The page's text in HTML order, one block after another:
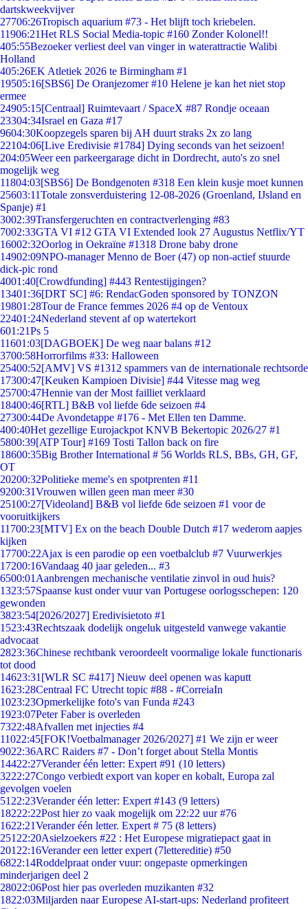
dartskweekvijver
27706:26Tropisch aquarium #73 - Het blijft toch kriebelen.
11906:21Het RLS Social Media-topic #160 Zonder Kolonel!!
405:55Bezoeker verliest deel van vinger in waterattractie Walibi
Holland
405:26EK Atletiek 2026 te Birmingham #1
19505:16[SBS6] De Oranjezomer #10 Helene je kan het niet stop
ermee
24905:15[Centraal] Ruimtevaart / SpaceX #87 Rondje oceaan
23304:34Israel en Gaza #17
9604:30Koopzegels sparen bij AH duurt straks 2x zo lang
22104:06[Live Eredivisie #1784] Dying seconds van het seizoen!
204:05Weer een parkeergarage dicht in Dordrecht, auto's zo snel
mogelijk weg
11804:03[SBS6] De Bondgenoten #318 Een klein kusje moet kunnen
25603:11Totale zonsverduistering 12-08-2026 (Groenland, IJsland en
Spanje) #1
3002:39Transfergeruchten en contractverlenging #83
7002:33GTA VI #12 GTA VI Extended look 27 Augustus Netflix/YT
16002:32Oorlog in Oekraïne #1318 Drone baby drone
14902:09NPO-manager Menno de Boer (47) op non-actief stuurde
dick-pic rond
4001:40[Crowdfunding] #443 Rentestijgingen?
13401:36[DRT SC] #6: RendacGoden sponsored by TONZON
19801:28Tour de France femmes 2026 #4 op de Ventoux
22401:24Nederland stevent af op watertekort
601:21Ps 5
11601:03[DAGBOEK] De weg naar balans #12
3700:58Horrorfilms #33: Halloween
25400:52[AMV] VS #1312 spammers van de internationale rechtsorde
17300:47[Keuken Kampioen Divisie] #44 Vitesse mag weg
25700:47Hennie van der Most failliet verklaard
18400:46[RTL] B&B vol liefde 6de seizoen #4
27300:44De Avondetappe #176 - Met Ellen ten Damme.
400:40Het gezellige Eurojackpot KNVB Bekertopic 2026/27 #1
5800:39[ATP Tour] #169 Tosti Tallon back on fire
18600:35Big Brother International # 56 Worlds RLS, BBs, GH, GF,
OT
20200:32Politieke meme's en spotprenten #11
9200:31Vrouwen willen geen man meer #30
25100:27[Videoland] B&B vol liefde 6de seizoen #1 voor de
vooruitkijkers
11700:23[MTV] Ex on the beach Double Dutch #17 wederom aapjes
kijken
17700:22Ajax is een parodie op een voetbalclub #7 Vuurwerkjes
17200:16Vandaag 40 jaar geleden... #3
6500:01 Aanbrengen mechanische ventilatie zinvol in oud huis?
1323:57Spaanse kust onder vuur van Portugese oorlogsschepen: 120
gewonden
3823:54[2026/2027] Eredivisietoto #1
1523:43Rechtszaak dodelijk ongeluk uitgesteld vanwege vakantie
advocaat
2823:36Chinese rechtbank veroordeelt voormalige lokale functionaris
tot dood
14623:31 [WLR SC #417] Nieuw deel openen was kaputt
1623:28Centraal FC Utrecht topic #88 - #CorreiaIn
1023:23Opmerkelijke foto's van Funda #243
1923:07Peter Faber is overleden
7322:48Afvallen met injecties #4
11022:45[FOK!Voetbalmanager 2026/2027] #1 We zijn er weer
9022:36ARC Raiders #7 - Don’t forget about Stella Montis
14422:27Verander één letter: Expert #91 (10 letters)
3222:27Congo verbiedt export van koper en kobalt, Europa zal
gevolgen voelen
51 22:23Verander één letter: Expert #143 (9 letters)
18222:22Post hier zo vaak mogelijk om 22:22 uur #76
1622:21Verander één letter. Expert # 75 (8 letters)
251 22:20Asielzoekers #22 : Het Europese migratiepact gaat in
201 22:16Verander een letter expert (7lettereditie) #50
6822:14Roddelpraat onder vuur: ongepaste opmerkingen
minderjarigen deel 2
28022:06Post hier pas overleden muzikanten #32
1822:03Miljarden naar Europese AI-start-ups: Nederland profiteert